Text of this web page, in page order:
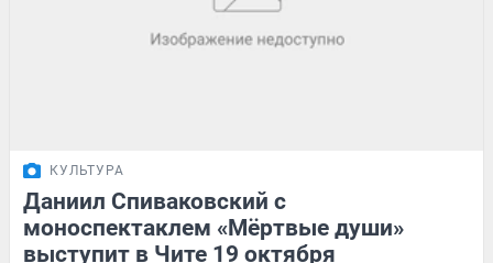
КУЛЬТУРА
Даниил Спиваковский с
моноспектаклем «Мёртвые души»
выступит в Чите 19 октября